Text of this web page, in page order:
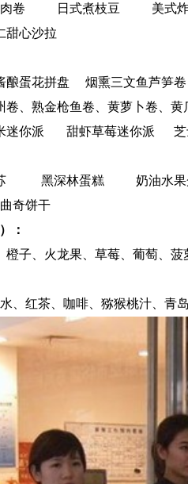
卷 日式煮枝豆
美式
甜心沙拉
酿蛋花拼盘
烟熏三文鱼芦笋卷
卷、熟金枪鱼卷、黄萝卜卷、
迷你派 甜虾草莓迷你派
黑深林蛋糕
奶油水
奇饼干
：
橙子、火龙果、草莓、葡萄、菠
、红茶、咖啡、猕猴桃汁、青